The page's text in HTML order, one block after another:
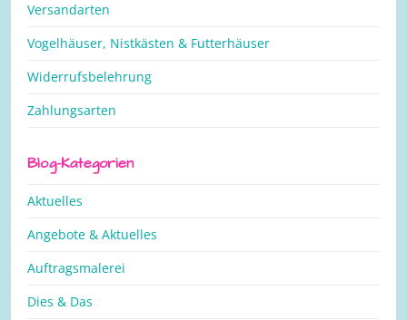
Versandarten
Vogelhäuser, Nistkästen & Futterhäuser
Widerrufsbelehrung
Zahlungsarten
Blog-Kategorien
Aktuelles
Angebote & Aktuelles
Auftragsmalerei
Dies & Das